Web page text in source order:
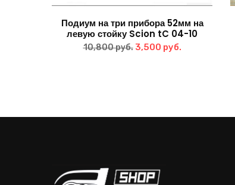
Подиум на три прибора 52мм на
левую стойку Scion tC 04-10
10,800руб. Первоначальная
3,500 руб.Текущая